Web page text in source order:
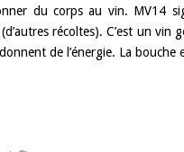
du corps au vin. MV14
récoltes). C’est un
de l’énergie. La bouche